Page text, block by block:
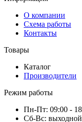
О компании
Схема работы
Каталог
Пн-Пт: 09:00 -